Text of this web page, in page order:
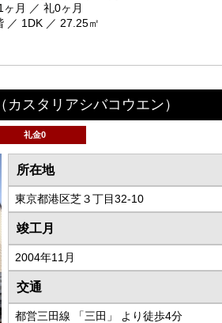
ヶ月 ／ 礼0ヶ月
／ 1DK ／ 27.25㎡
（カスタリアシバコウエン）
礼金0
所在地
東京都港区芝３丁目32-10
竣工月
2004年11月
交通
都営三田線 「三田」 より徒歩4分